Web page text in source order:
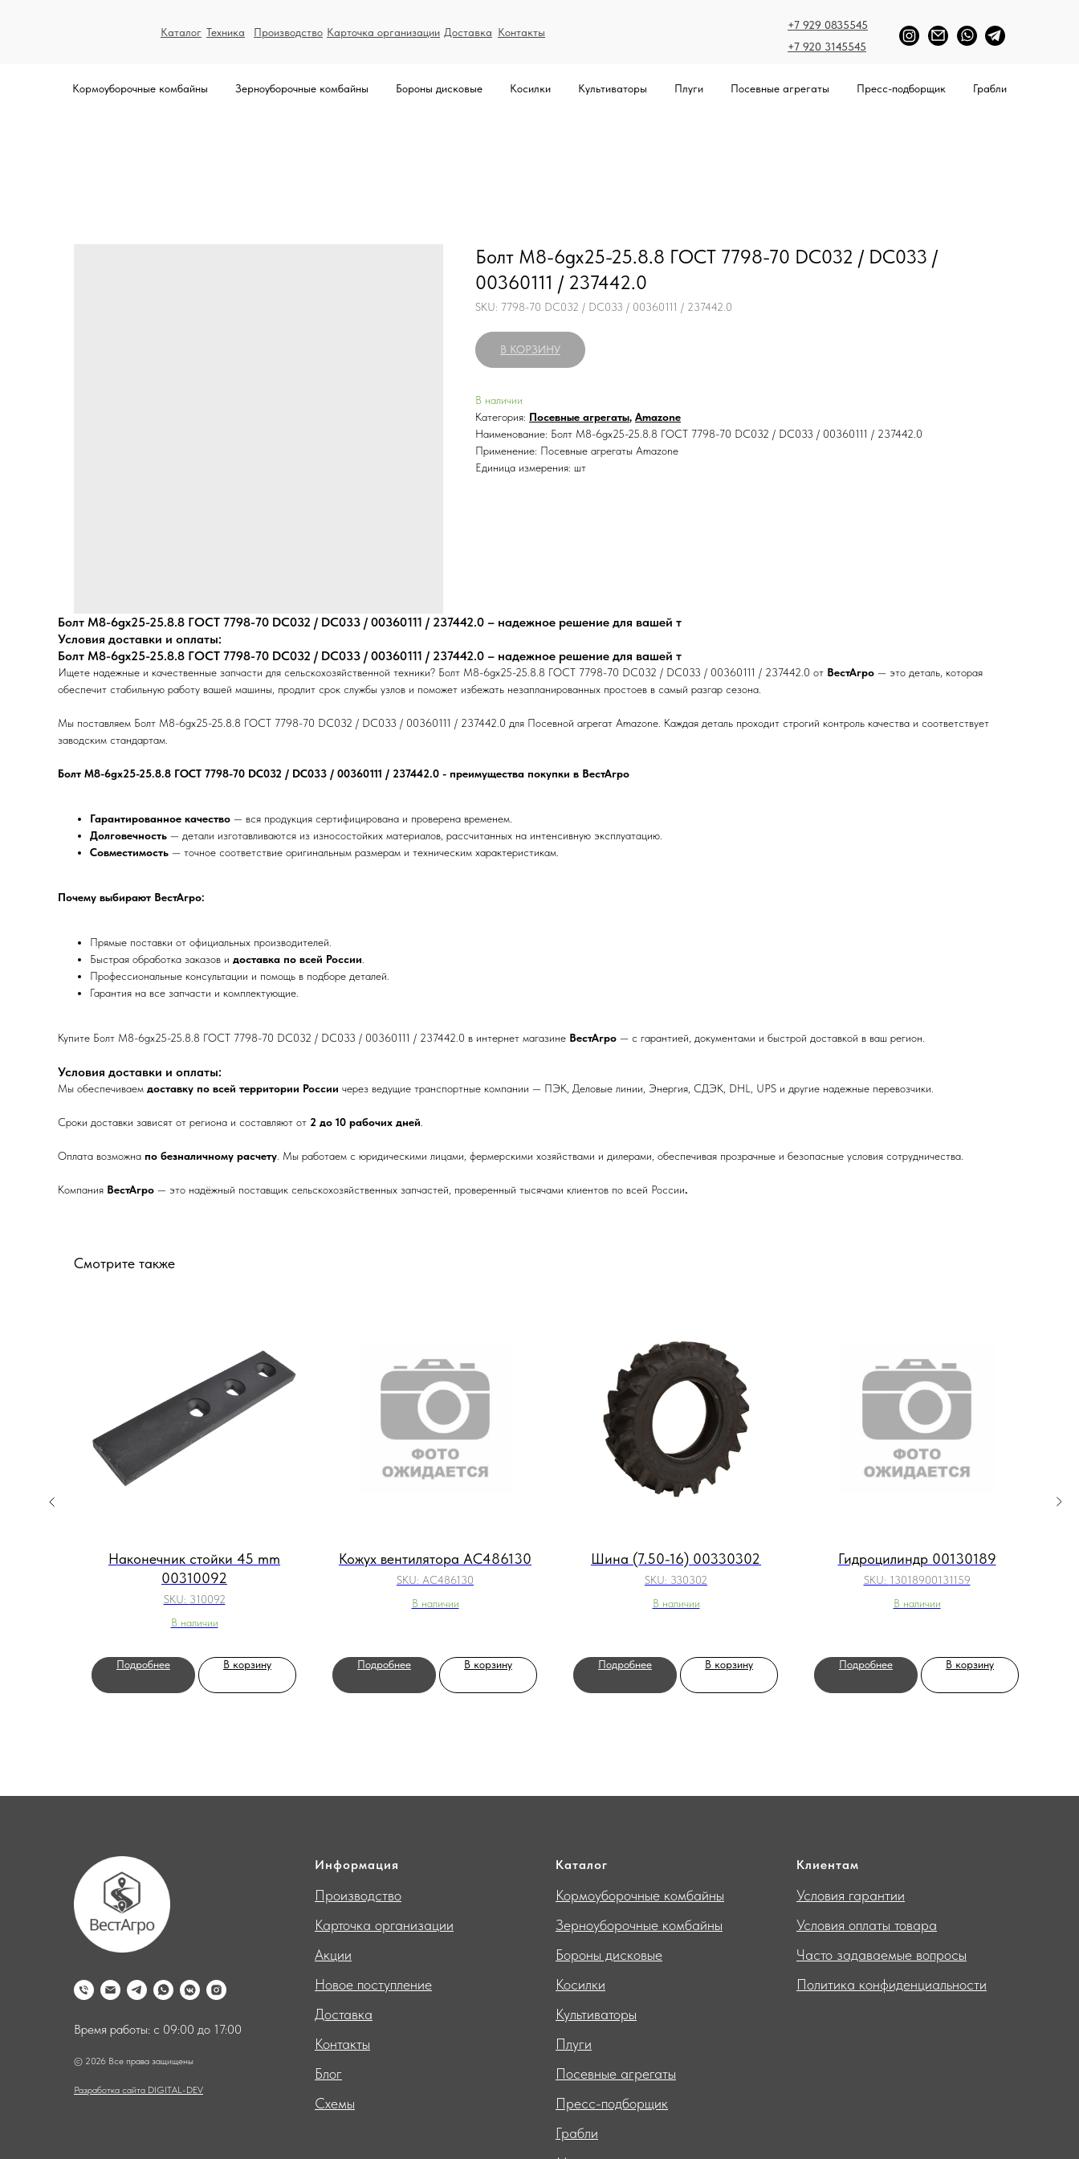
Каталог Техника Производство Карточка организации Доставка Контакты
+7 920 3145545
+7 929 0835545
Кормоуборочные комбайны Зерноуборочные комбайны Бороны дисковые Косилки Культиваторы Плуги Посевные агрегаты Пресс-подборщик Грабли
Болт M8-6gх25-25.8.8 ГОСТ 7798-70 DС032 / DС033 /
00360111 / 237442.0
SKU: 7798-70 DС032 / DС033 / 00360111 / 237442.0
В КОРЗИНУ
В наличии
Категория: Посевные агрегаты, Amazone
Наименование: Болт M8-6gх25-25.8.8 ГОСТ 7798-70 DС032 / DС033 / 00360111 / 237442.0
Применение: Посевные агрегаты Amazone
Единица измерения: шт
Болт M8-6gх25-25.8.8 ГОСТ 7798-70 DС032 / DС033 / 00360111 / 237442.0 – надежное решение для вашей т
Условия доставки и оплаты:
Болт M8-6gх25-25.8.8 ГОСТ 7798-70 DС032 / DС033 / 00360111 / 237442.0 – надежное решение для вашей т
Ищете надежные и качественные запчасти для сельскохозяйственной техники? Болт M8-6gх25-25.8.8 ГОСТ 7798-70 DС032 / DС033 / 00360111 / 237442.0 от ВестАгро — это деталь, которая
обеспечит стабильную работу вашей машины, продлит срок службы узлов и поможет избежать незапланированных простоев в самый разгар сезона.
Мы поставляем Болт M8-6gх25-25.8.8 ГОСТ 7798-70 DС032 / DС033 / 00360111 / 237442.0 для Посевной агрегат Amazone. Каждая деталь проходит строгий контроль качества и соответствует
заводским стандартам.
Болт M8-6gх25-25.8.8 ГОСТ 7798-70 DС032 / DС033 / 00360111 / 237442.0 - преимущества покупки в ВестАгро
Гарантированное качество — вся продукция сертифицирована и проверена временем.
Долговечность — детали изготавливаются из износостойких материалов, рассчитанных на интенсивную эксплуатацию.
Совместимость — точное соответствие оригинальным размерам и техническим характеристикам.
Почему выбирают ВестАгро:
Прямые поставки от официальных производителей.
Быстрая обработка заказов и доставка по всей России
Профессиональные консультации и помощь в подборе деталей.
Гарантия на все запчасти и комплектующие.
Купите Болт M8-6gх25-25.8.8 ГОСТ 7798-70 DС032 / DС033 / 00360111 / 237442.0 в интернет магазине ВестАгро — с гарантией, документами и быстрой доставкой в ваш регион.
Условия доставки и оплаты:
Мы обеспечиваем доставку по всей территории России через ведущие транспортные компании — ПЭК, Деловые линии, Энергия, СДЭК, DHL, UPS и другие надежные перевозчики.
Сроки доставки зависят от региона и составляют от 2 до 10 рабочих дней
Оплата возможна по безналичному расчету . Мы работаем с юридическими лицами, фермерскими хозяйствами и дилерами, обеспечивая прозрачные и безопасные условия сотрудничества.
Компания ВестАгро — это надёжный поставщик сельскохозяйственных запчастей, проверенный тысячами клиентов по всей России.
Смотрите также
Наконечник стойки 45 mm
00310092
SKU: 310092
В наличии
Подробнее В корзину
Кожух вентилятора AC486130
SKU: AC486130
В наличии
Подробнее В корзину
Шина (7.50-16) 00330302
SKU: 330302
В наличии
Подробнее В корзину
Гидроцилиндр 00130189
SKU: 13018900131159
В наличии
Подробнее В корзину
Время работы: с 09:00 до 17:00
© 2026 Все права защищены
Разработка сайта DIGITAL-DEV
Информация
Производство
Карточка организации
Акции
Новое поступление
Доставка
Контакты
Блог
Схемы
Каталог
Кормоуборочные комбайны
Зерноуборочные комбайны
Бороны дисковые
Косилки
Культиваторы
Плуги
Посевные агрегаты
Пресс-подборщик
Грабли
Клиентам
Условия гарантии
Условия оплаты товара
Часто задаваемые вопросы
Политика конфиденциальности